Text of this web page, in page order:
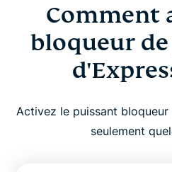
Comment
bloqueur
Activez le puissant
seulement